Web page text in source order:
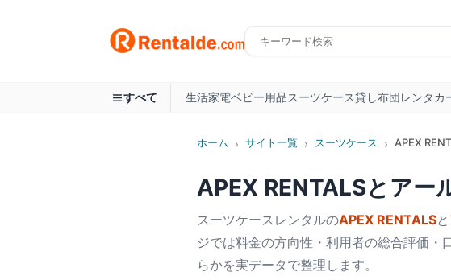
すべて 生活家電ベビー用品スーツケース貸し布団レンタカ
ホーム › サイト一覧 › スーツケース › APEX
APEX RENTALSと アー
スーツケース レンタルのAPEX RENTALSと
ジでは料金の方向性・利用者の総合評価・
らかを実データで整理します。